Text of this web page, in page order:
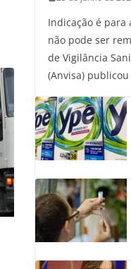
Indicação é
não pode ser
de Vigilância
(Anvisa)